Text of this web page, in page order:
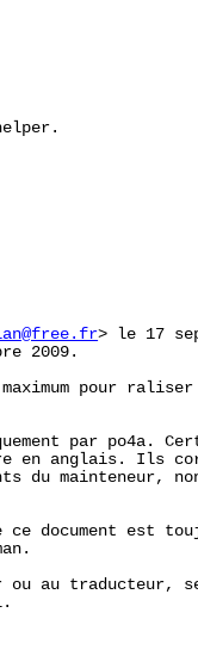
> le 17
2009.
pour
par po4a.
en anglais. Ils
du mainteneur,
ce document est
ou au traducteur,